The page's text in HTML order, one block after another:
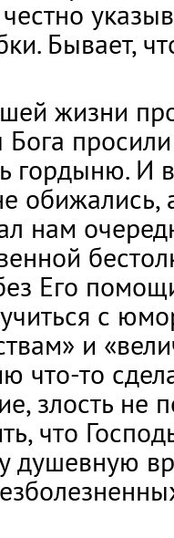
Бывает,
жизни
гордыню. И
обижались,
нам
Его
с
и
то
злость не
что
душевную